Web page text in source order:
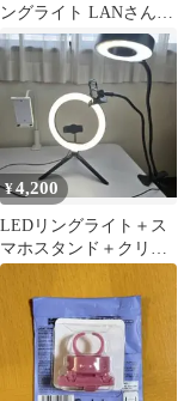
ングライト LANさん 5
点セット
¥4,200
LEDリングライト＋ス
マホスタンド＋クリッ
プライト 3点 配信/撮
影/自撮り